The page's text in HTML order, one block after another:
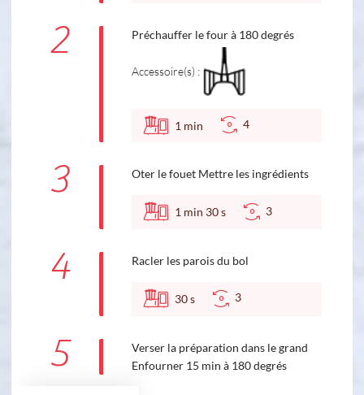
2 Préchauffer le four à 180 degrés
Accessoire(s) :
1 min 4
3 Oter le fouet Mettre les ingrédients
1 min 30s 3
4 Racler les parois du bol
30s 3
5
Verser la préparation dans le grand
Enfourner 15 min à 180 degrés